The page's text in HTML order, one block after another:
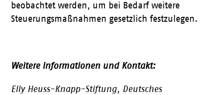
beobachtet werden, um bei Bedarf weitere
Steuerungsmaßnahmen gesetzlich festzulegen.
Weitere Informationen und Kontakt:
Elly Heuss-Knapp-Stiftung, Deutsches